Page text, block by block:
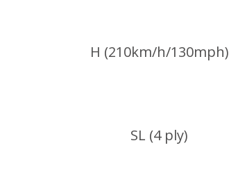
H (210km/h/130mph)
SL (4 ply)